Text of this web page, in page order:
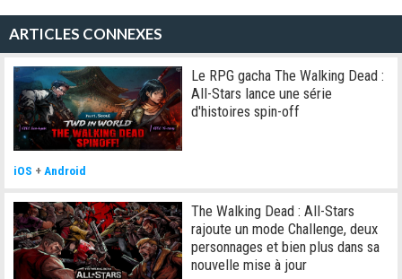
ARTICLES CONNEXES
Le RPG gacha The Walking Dead :
All-Stars lance une série
d'histoires spin-off
iOS + Android
The Walking Dead : All-Stars
rajoute un mode Challenge, deux
personnages et bien plus dans sa
nouvelle mise à jour